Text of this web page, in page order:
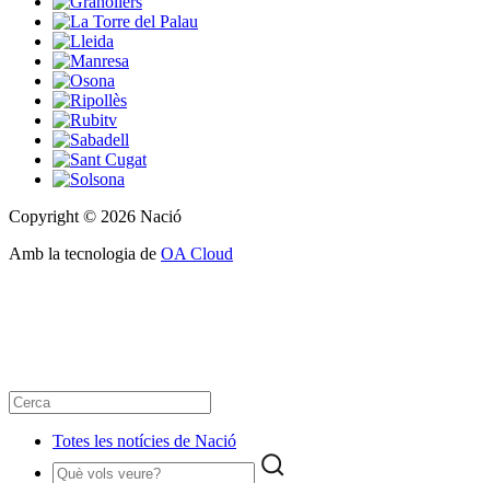
Copyright © 2026 Nació
Amb la tecnologia de OA Cloud
Totes les notícies de Nació